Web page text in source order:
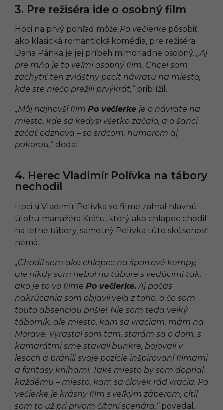
3. Pre režiséra ide o osobný film
Hoci na prvý pohľad môže Po večierke pôsobiť
ako klasická romantická komédia, pre režiséra
Dana Pánka je jej príbeh mimoriadne osobný. „Aj
pre mňa je to veľmi osobný film. Chcel som
zachytiť ten zvláštny pocit návratu na miesto,
kde ste niečo prežili prvýkrát,“ priblížil.
„Môj najnovší film Po večierke je o návrate na
miesto, kde sa kedysi všetko začalo, a o šanci
začať odznova – so srdcom, humorom aj
pokorou,“ dodal.
4. Herec Vladimír Polívka na tábory
nechodil
Hoci si Vladimír Polívka vo filme zahral hlavnú
úlohu manažéra Kráťu, ktorý ako chlapec chodil
na letné tábory, samotný Polívka túto skúsenosť
nemá.
„Chodil som ako chlapec na športové kempy,
ale nikdy som nebol na tábore s vedúcimi tak,
ako je to vo filme Po večierke. Aj počas
nakrúcania som objavil veľa z toho, o čo som
touto absenciou prišiel. Nie som teda veľký
táborník, ale miesto, kam sa vraciam, mám na
Morave. Vyrastal som tam, starám sa o dom, s
kamarátmi sme stavali bunkre, bojovali v
lesoch a bránili svoje pozície inšpirovaní filmami
a fantasy knihami. Také miesto by som doprial
každému – miesto, kam sa človek rád vracia. Po
večierke je krásny film s veľkým záberom, cítil
som to už pri prvom čítaní scenára,“ povedal.